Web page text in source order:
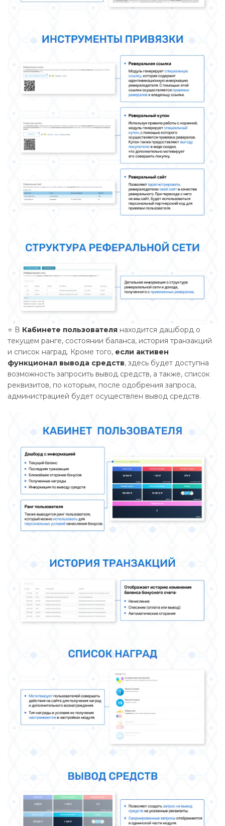
⭐ В Кабинете пользователя находится дашборд о
текущем ранге, состоянии баланса, история транзакций
и список наград. Кроме того, если активен
функционал вывода средств, здесь будет доступна
возможность запросить вывод средств, а также, список
реквизитов, по которым, после одобрения запроса,
администрацией будет осуществлен вывод средств.